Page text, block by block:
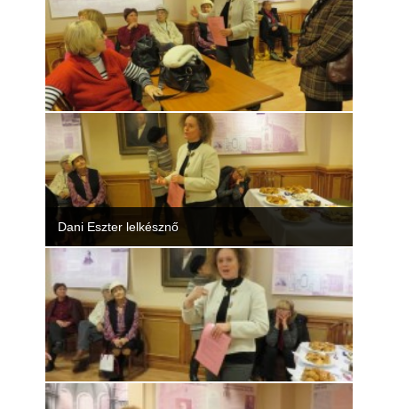
Dani Eszter lelkésznő